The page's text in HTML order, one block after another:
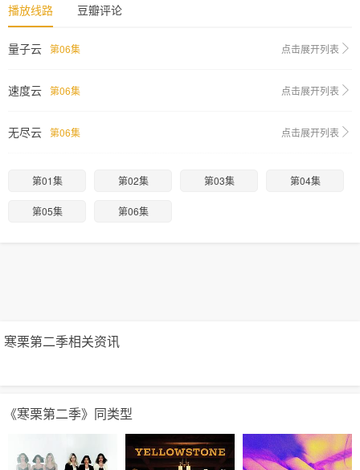
播放线路 豆瓣评论
量子云 第06集 点击展开列表
速度云 第06集 点击展开列表
无尽云 第06集 点击展开列表
第01集 第02集 第03集 第04集
第05集 第06集
寒栗第二季相关资讯
《寒栗第二季》同类型